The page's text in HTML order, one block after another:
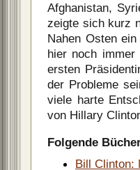
Afghanistan,
zeigte sich kurz
Nahen Osten
hier noch
ersten
der Probleme
viele harte
von Hillary
Folgende
Bill Clinton: